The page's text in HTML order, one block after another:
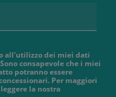
all'utilizzo dei miei dati
consapevole che i miei
potranno essere
Per maggiori
la nostra